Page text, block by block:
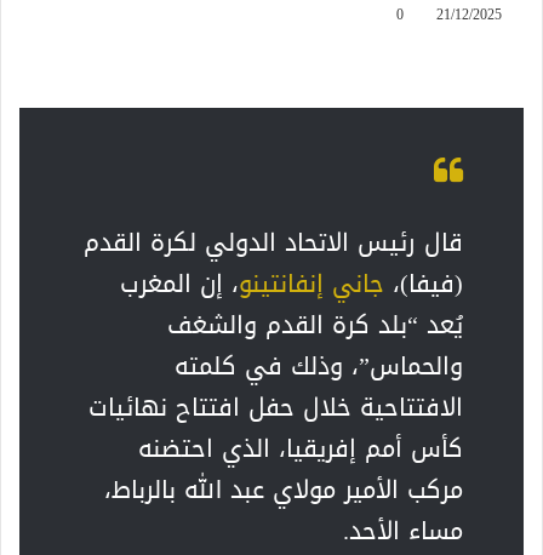
21/12/2025
0
قال رئيس الاتحاد الدولي لكرة القدم
(فيفا)، جاني إنفانتينو، إن المغرب
يُعد “بلد كرة القدم والشغف
والحماس”، وذلك في كلمته
الافتتاحية خلال حفل افتتاح نهائيات
كأس أمم إفريقيا، الذي احتضنه
مركب الأمير مولاي عبد الله بالرباط،
مساء الأحد.